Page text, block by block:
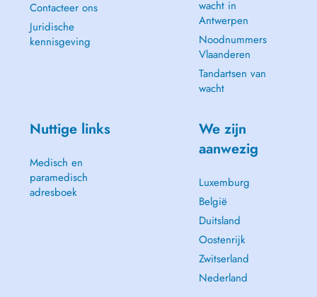
Contacteer ons
Juridische
kennisgeving
wacht in
Antwerpen
Noodnummers
Vlaanderen
Tandartsen van
wacht
Nuttige links
Medisch en
paramedisch
adresboek
We zijn
aanwezig
Luxemburg
België
Duitsland
Oostenrijk
Zwitserland
Nederland